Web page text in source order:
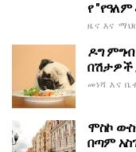
የ
ዜና እና
ዶግ ምግብ
በሽታዎች
መነሻ እና
ሞስኮ
በጣም